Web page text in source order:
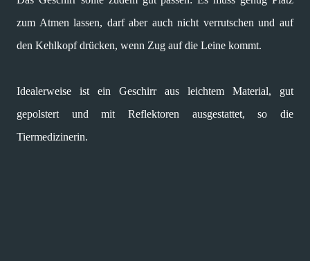
zum Atmen lassen, darf aber auch nicht verrutschen und auf
den Kehlkopf drücken, wenn Zug auf die Leine kommt.
Idealerweise ist ein Geschirr aus leichtem Material, gut
gepolstert und mit Reflektoren ausgestattet, so die
Tiermedizinerin.